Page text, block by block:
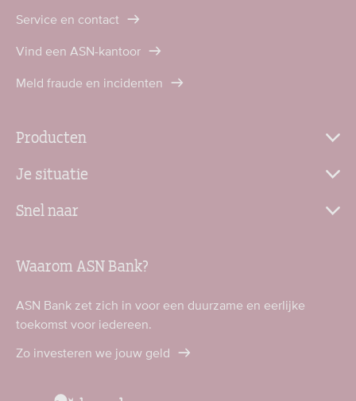
Service en contact
Vind een ASN-kantoor
Meld fraude en incidenten
Producten
Je situatie
Snel naar
Waarom ASN Bank?
ASN Bank zet zich in voor een duurzame en eerlijke
toekomst voor iedereen.
Zo investeren we jouw geld